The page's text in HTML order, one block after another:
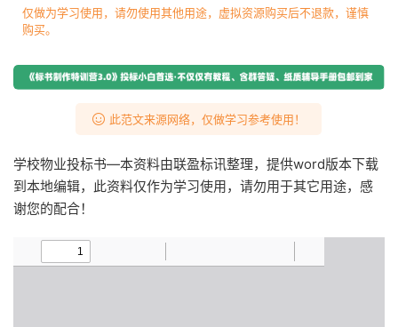
仅做为学习使用，请勿使用其他用途，虚拟资源购买后不退款，谨慎
购买。
此范文来源网络，仅做学习参考使用！
学校物业投标书—本资料由联盈标讯整理，提供word版本下载
到本地编辑，此资料仅作为学习使用，请勿用于其它用途，感
谢您的配合！